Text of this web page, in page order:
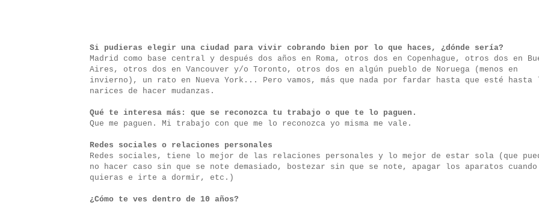
Si pudieras elegir una ciudad para vivir cobrando bien por lo que haces, ¿dónde sería?
Madrid como base central y después dos años en Roma, otros dos en Copenhague, otros dos en
Aires, otros dos en Vancouver y/o Toronto, otros dos en algún pueblo de Noruega (menos en
invierno), un rato en Nueva York... Pero vamos, más que nada por fardar hasta que esté hasta
narices de hacer mudanzas.
Qué te interesa más: que se reconozca tu trabajo o que te lo paguen.
Que me paguen. Mi trabajo con que me lo reconozca yo misma me vale.
Redes sociales o relaciones personales
Redes sociales, tiene lo mejor de las relaciones personales y lo mejor de estar sola (que
no hacer caso sin que se note demasiado, bostezar sin que se note, apagar los aparatos cuando
quieras e irte a dormir, etc.)
¿Cómo te ves dentro de 10 años?